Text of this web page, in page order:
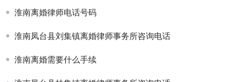
淮南离婚律师电话号码
淮南凤台县刘集镇离婚律师事务所咨询电话
淮南离婚需要什么手续